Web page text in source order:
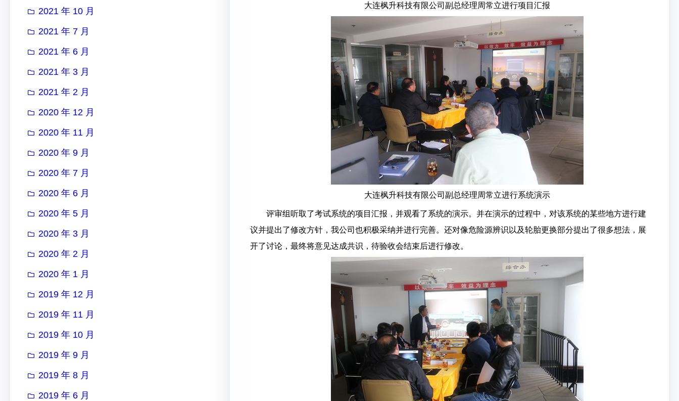
2021 年 10 月
2021 年 7 月
2021 年 6 月
2021 年 3 月
2021 年 2 月
2020 年 12 月
2020 年 11 月
2020 年 9 月
2020 年 7 月
2020 年 6 月
2020 年 5 月
2020 年 3 月
2020 年 2 月
2020 年 1 月
2019 年 12 月
2019 年 11 月
2019 年 10 月
2019 年 9 月
2019 年 8 月
2019 年 6 月
大连枫升科技有限公司副总经理周常立进行项目汇报
大连枫升科技有限公司副总经理周常立进行系统演示
评审组听取了考试系统的项目汇报，并观看了系统的演示。并在演示的过程中，对该系统的某些地方进行建
议并提出了修改方针，我公司也积极采纳并进行完善。还对像危险源辨识以及轮胎更换部分提出了很多想法，展
开了讨论，最终将意见达成共识，待验收会结束后进行修改。